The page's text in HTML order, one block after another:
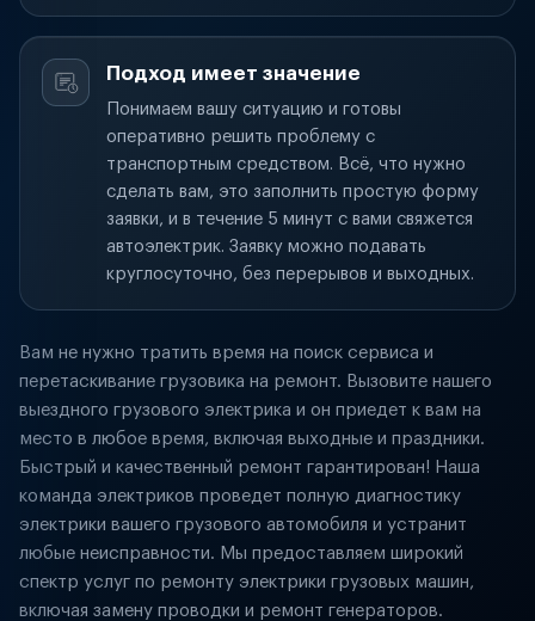
Подход имеет значение
Понимаем вашу ситуацию и готовы
оперативно решить проблему с
транспортным средством. Всё, что нужно
сделать вам, это заполнить простую форму
заявки, и в течение 5 минут с вами свяжется
автоэлектрик. Заявку можно подавать
круглосуточно, без перерывов и выходных.
Вам не нужно тратить время на поиск сервиса и
перетаскивание грузовика на ремонт. Вызовите нашего
выездного грузового электрика и он приедет к вам на
место в любое время, включая выходные и праздники.
Быстрый и качественный ремонт гарантирован! Наша
команда электриков проведет полную диагностику
электрики вашего грузового автомобиля и устранит
любые неисправности. Мы предоставляем широкий
спектр услуг по ремонту электрики грузовых машин,
включая замену проводки и ремонт генераторов.